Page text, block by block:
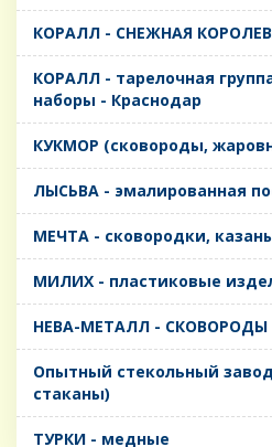
КОРАЛЛ - СНЕЖНАЯ
КОРАЛЛ - тарелочная
наборы - Краснодар
КУКМОР (сковороды,
ЛЫСЬВА - эмалированная
МЕЧТА - сковородки,
МИЛИХ - пластиковые
НЕВА-МЕТАЛЛ - СКОВОРОДЫ
Опытный стекольный
стаканы)
ТУРКИ - медные